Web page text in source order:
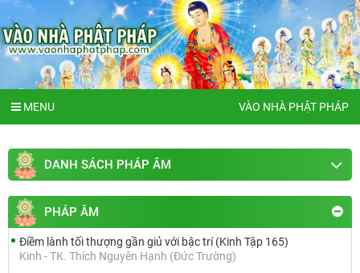
MENU VÀO NHÀ PHẬT PHÁP
DANH SÁCH PHÁP ÂM
PHÁP ÂM
Điềm lành tối thượng gần giủ với bậc trí (Kinh Tập 165)
Kinh - TK. Thích Nguyên Hạnh (Đức Trường)